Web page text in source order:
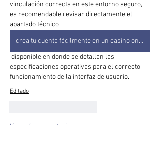
vinculación correcta en este entorno seguro,
es recomendable revisar directamente el
apartado técnico
crea tu cuenta fácilmente en un casino online
especificaciones operativas para el correcto
funcionamiento de la interfaz de usuario.
Editado
Ver más comentarios